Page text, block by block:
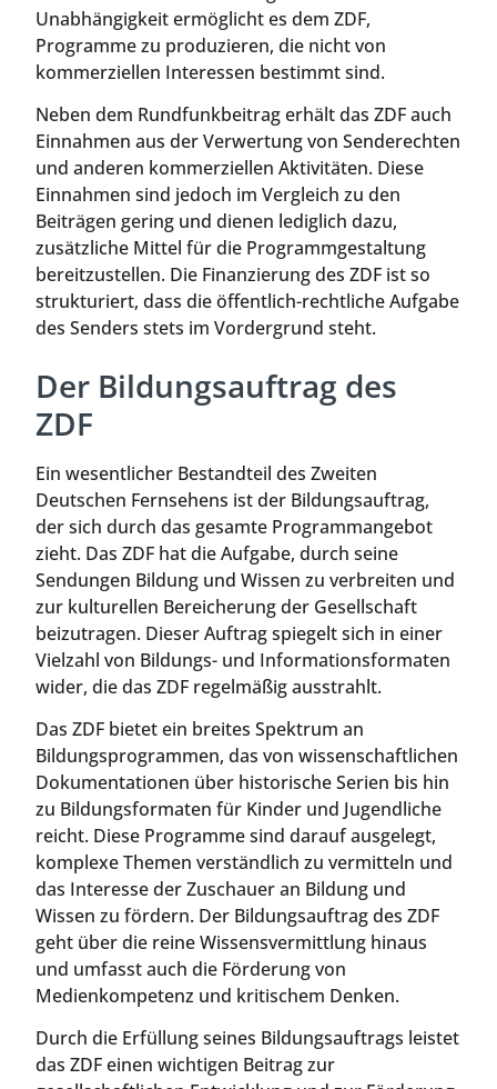
Unabhängigkeit ermöglicht es dem ZDF,
Programme zu produzieren, die nicht von
kommerziellen Interessen bestimmt sind.
Neben dem Rundfunkbeitrag erhält das ZDF auch
Einnahmen aus der Verwertung von Senderechten
und anderen kommerziellen Aktivitäten. Diese
Einnahmen sind jedoch im Vergleich zu den
Beiträgen gering und dienen lediglich dazu,
zusätzliche Mittel für die Programmgestaltung
bereitzustellen. Die Finanzierung des ZDF ist so
strukturiert, dass die öffentlich-rechtliche Aufgabe
des Senders stets im Vordergrund steht.
Der Bildungsauftrag des
ZDF
Ein wesentlicher Bestandteil des Zweiten
Deutschen Fernsehens ist der Bildungsauftrag,
der sich durch das gesamte Programmangebot
zieht. Das ZDF hat die Aufgabe, durch seine
Sendungen Bildung und Wissen zu verbreiten und
zur kulturellen Bereicherung der Gesellschaft
beizutragen. Dieser Auftrag spiegelt sich in einer
Vielzahl von Bildungs- und Informationsformaten
wider, die das ZDF regelmäßig ausstrahlt.
Das ZDF bietet ein breites Spektrum an
Bildungsprogrammen, das von wissenschaftlichen
Dokumentationen über historische Serien bis hin
zu Bildungsformaten für Kinder und Jugendliche
reicht. Diese Programme sind darauf ausgelegt,
komplexe Themen verständlich zu vermitteln und
das Interesse der Zuschauer an Bildung und
Wissen zu fördern. Der Bildungsauftrag des ZDF
geht über die reine Wissensvermittlung hinaus
und umfasst auch die Förderung von
Medienkompetenz und kritischem Denken.
Durch die Erfüllung seines Bildungsauftrags leistet
das ZDF einen wichtigen Beitrag zur